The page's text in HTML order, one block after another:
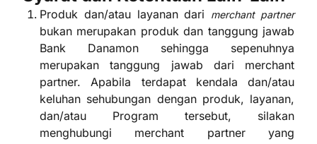
Produk dan/atau layanan dari merchant partner
bukan merupakan produk dan tanggung jawab
Bank Danamon sehingga sepenuhnya
merupakan tanggung jawab dari merchant
partner. Apabila terdapat kendala dan/atau
keluhan sehubungan dengan produk, layanan,
dan/atau Program tersebut, silakan
menghubungi merchant partner yang